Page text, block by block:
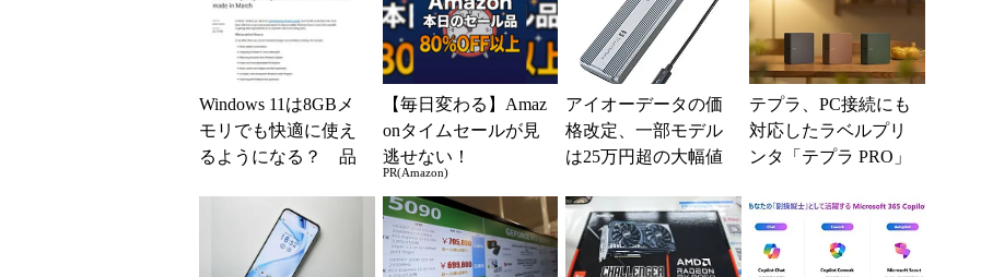
Windows 11は8GBメ
モリでも快適に使え
るようになる？ 品
と「26H2」に...
【毎日変わる】Amaz
onタイムセールが見
逃せない！
PR(Amazon)
アイオーデータの価
格改定、一部モデル
は25万円超の大幅値
テプラ、PC接続にも
対応したラベルプリ
ンタ「テプラ PRO」